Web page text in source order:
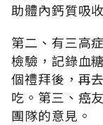
助體內鈣質吸
第二、有三高
檢驗，記錄血
個禮拜後，再
吃。第三、癌
團隊的意見。